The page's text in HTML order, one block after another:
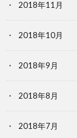
2018年11月
2018年10月
2018年9月
2018年8月
2018年7月